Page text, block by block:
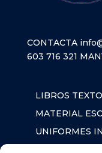
CONTACTA
603 716 321
LIBROS TEXTO
MATERIAL
UNIFORMES